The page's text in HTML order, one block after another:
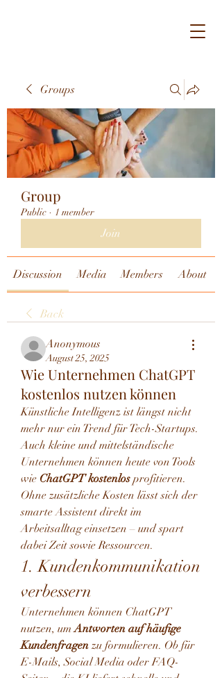
Groups
Group
Public · 1 member
Join
Discussion Media Members About
Back
Anonymous
August 25, 2025
Wie Unternehmen ChatGPT
kostenlos nutzen können
Künstliche Intelligenz ist längst nicht
mehr nur ein Trend für Tech-Startups.
Auch kleine und mittelständische
Unternehmen können heute von Tools
wie ChatGPT kostenlos profitieren.
Ohne zusätzliche Kosten lässt sich der
smarte Assistent direkt im
Arbeitsalltag einsetzen – und spart
dabei Zeit sowie Ressourcen.
1. Kundenkommunikation
verbessern
Unternehmen können ChatGPT
nutzen, um Antworten auf häufige
Kundenfragen zu formulieren. Ob für
E-Mails, Social Media oder FAQ-